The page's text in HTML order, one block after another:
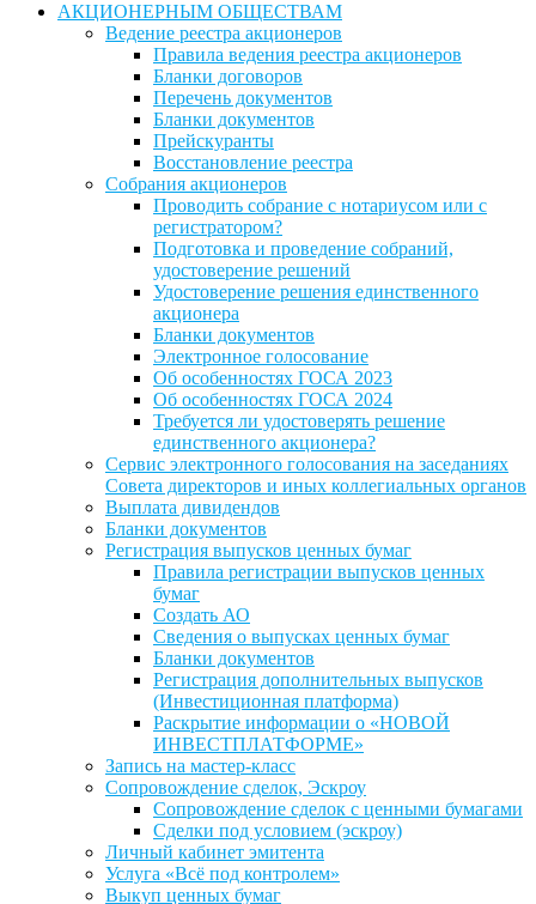
АКЦИОНЕРНЫМ ОБЩЕСТВАМ
Ведение реестра акционеров
Правила ведения реестра акционеров
Бланки договоров
Перечень документов
Бланки документов
Прейскуранты
Восстановление реестра
Собрания акционеров
Проводить собрание с нотариусом или с
регистратором?
Подготовка и проведение собраний,
удостоверение решений
Удостоверение решения единственного
акционера
Бланки документов
Электронное голосование
Об особенностях ГОСА 2023
Об особенностях ГОСА 2024
Требуется ли удостоверять решение
единственного акционера?
Сервис электронного голосования на заседаниях
Совета директоров и иных коллегиальных органов
Выплата дивидендов
Бланки документов
Регистрация выпусков ценных бумаг
Правила регистрации выпусков ценных
бумаг
Создать АО
Сведения о выпусках ценных бумаг
Бланки документов
Регистрация дополнительных выпусков
(Инвестиционная платформа)
Раскрытие информации о «НОВОЙ
ИНВЕСТПЛАТФОРМЕ»
Запись на мастер-класс
Сопровождение сделок, Эскроу
Сопровождение сделок с ценными бумагами
Сделки под условием (эскроу)
Личный кабинет эмитента
Услуга «Всё под контролем»
Выкуп ценных бумаг